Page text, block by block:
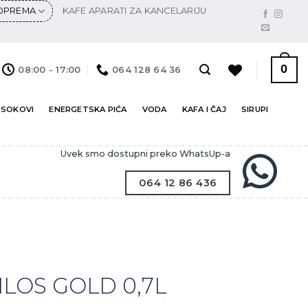
KAFE APARATI ZA KANCELARIJU
08:00 - 17:00 064 128 64 36 0
ENERGETSKA PIĆA VODA KAFA I ČAJ SIRUPI
Uvek smo dostupni preko WhatsUp-a
064 12 86 436
GOLD 0,7L